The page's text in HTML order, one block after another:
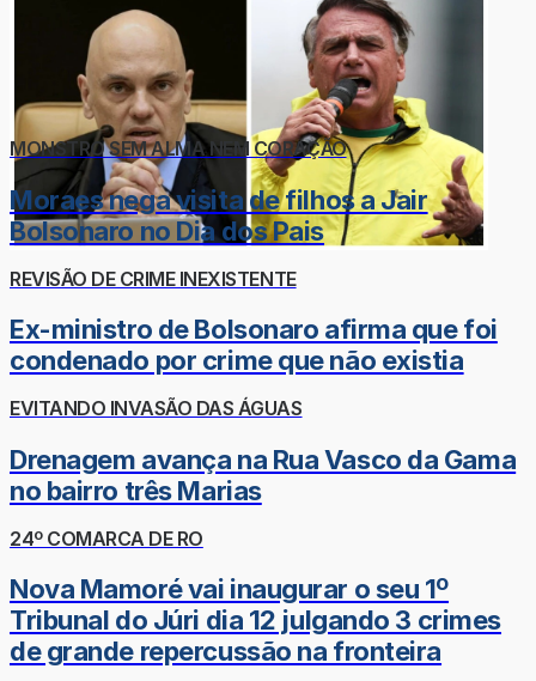
MONSTRO SEM ALMA NEM CORAÇÃO
Moraes nega visita de filhos a Jair
Bolsonaro no Dia dos Pais
REVISÃO DE CRIME INEXISTENTE
Ex-ministro de Bolsonaro afirma que foi
condenado por crime que não existia
EVITANDO INVASÃO DAS ÁGUAS
Drenagem avança na Rua Vasco da Gama
no bairro três Marias
24º COMARCA DE RO
Nova Mamoré vai inaugurar o seu 1º
Tribunal do Júri dia 12 julgando 3 crimes
de grande repercussão na fronteira